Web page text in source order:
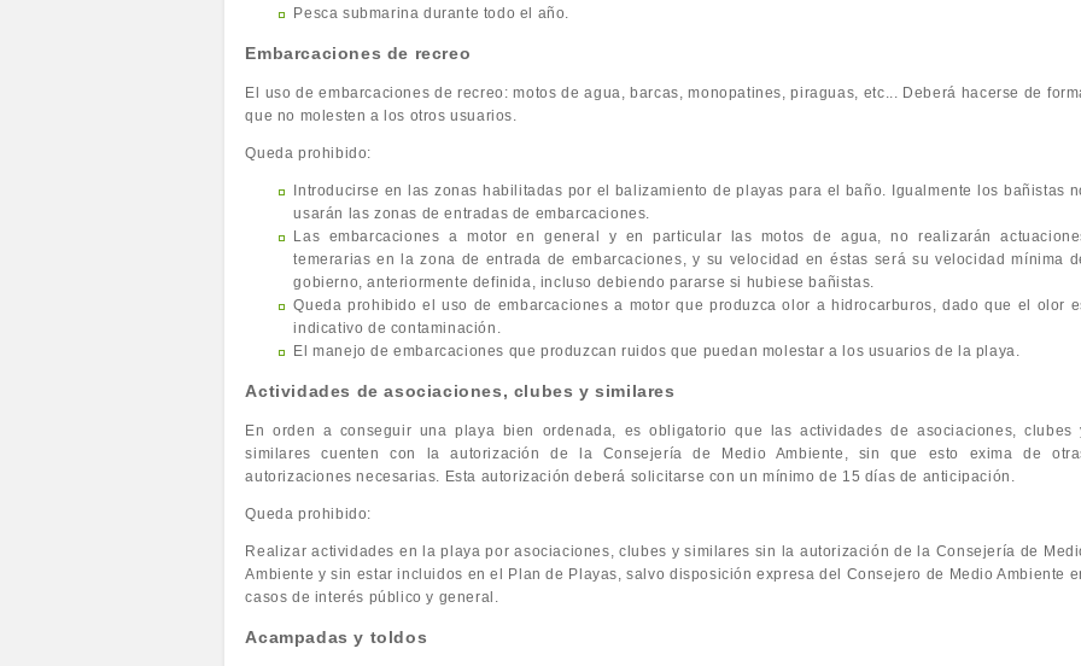
Pesca submarina durante todo el año.
Embarcaciones de recreo
El uso de embarcaciones de recreo: motos de agua, barcas, monopatines, piraguas, etc... Deberá hacerse de
que no molesten a los otros usuarios.
Queda prohibido:
Introducirse en las zonas habilitadas por el balizamiento de playas para el baño. Igualmente los bañistas
usarán las zonas de entradas de embarcaciones.
Las embarcaciones a motor en general y en particular las motos de agua, no realizarán
temerarias en la zona de entrada de embarcaciones, y su velocidad en éstas será su velocidad mínima
gobierno, anteriormente definida, incluso debiendo pararse si hubiese bañistas.
Queda prohibido el uso de embarcaciones a motor que produzca olor a hidrocarburos, dado que el olor
indicativo de contaminación.
El manejo de embarcaciones que produzcan ruidos que puedan molestar a los usuarios de la playa.
Actividades de asociaciones, clubes y similares
En orden a conseguir una playa bien ordenada, es obligatorio que las actividades de asociaciones, clubes
similares cuenten con la autorización de la Consejería de Medio Ambiente, sin que esto exima de
autorizaciones necesarias. Esta autorización deberá solicitarse con un mínimo de 15 días de anticipación.
Queda prohibido:
Realizar actividades en la playa por asociaciones, clubes y similares sin la autorización de la Consejería de
Ambiente y sin estar incluidos en el Plan de Playas, salvo disposición expresa del Consejero de Medio Ambiente
casos de interés público y general.
Acampadas y toldos